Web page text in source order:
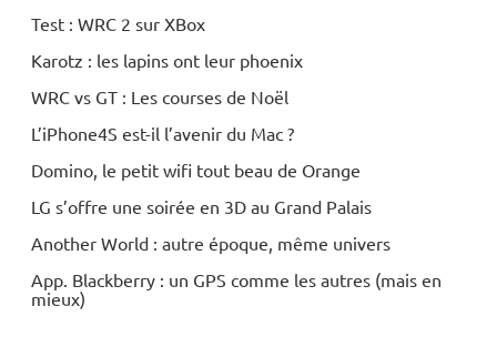
Test : WRC 2 sur XBox
Karotz : les lapins ont leur phoenix
WRC vs GT : Les courses de Noël
L’iPhone4S est-il l’avenir du Mac ?
Domino, le petit wifi tout beau de Orange
LG s’offre une soirée en 3D au Grand Palais
Another World : autre époque, même univers
App. Blackberry : un GPS comme les autres (mais en
mieux)